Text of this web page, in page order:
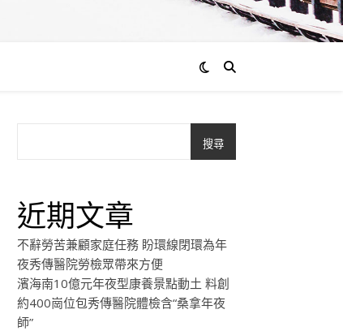
搜尋
近期文章
不辭勞苦兼顧家庭任務 盼環線閉環為年
夜秀傳醫院勞檢眾帶來方便
濱海南10億元年夜型康養景點動土 料創
約400崗位包秀傳醫院體檢含“桑拿年夜
師”